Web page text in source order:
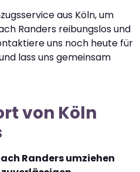
aus Köln, um
Randers reibungslos und
uns noch heute für
lass uns gemeinsam
von Köln
Randers umziehen